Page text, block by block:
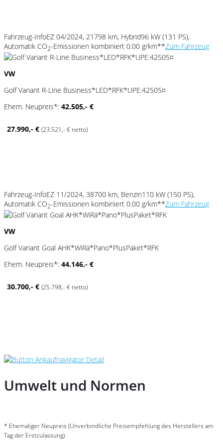
Fahrzeug-InfoEZ 04/2024, 21798 km, Hybrid96 kW (131 PS),
Automatik CO2-Emissionen kombiniert 0.00 g/km**Zum Fahrzeug
VW
Golf Variant R-Line Business*LED*RFK*UPE:42505¤
Ehem. Neupreis*: 42.505,- €
27.990,- € (23.521,- € netto)
Fahrzeug-InfoEZ 11/2024, 38700 km, Benzin110 kW (150 PS),
Automatik CO2-Emissionen kombiniert 0.00 g/km**Zum Fahrzeug
VW
Golf Variant Goal AHK*WiRä*Pano*PlusPaket*RFK
Ehem. Neupreis*: 44.146,- €
30.700,- € (25.798,- € netto)
Umwelt und Normen
* Ehemaliger Neupreis (Unverbindliche Preisempfehlung des Herstellers am
Tag der Erstzulassung)